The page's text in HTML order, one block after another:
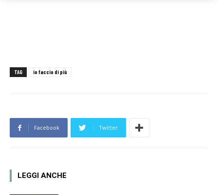
TAG io faccio di più
Facebook Twitter
LEGGI ANCHE